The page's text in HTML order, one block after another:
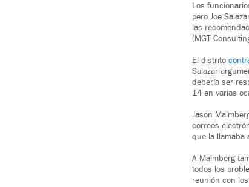
Los
pero Joe
las
(MGT
El distrito
Salazar
debería ser
14 en varias
Jason
correos
que la llamaba
A Malmberg
todos los
reunión con